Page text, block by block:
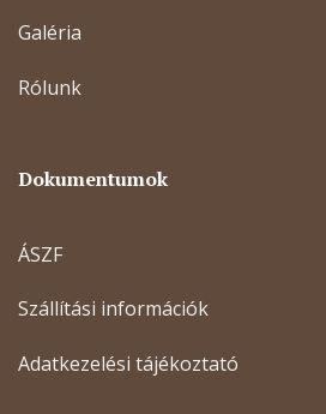
Galéria
Rólunk
Dokumentumok
ÁSZF
Szállítási információk
Adatkezelési tájékoztató